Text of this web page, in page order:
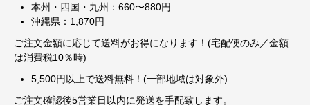
本州・四国・九州：660〜880円
沖縄県：1,870円
ご注文金額に応じて送料がお得になります！(宅配便のみ／金額
は消費税10％時)
5,500円以上で送料無料！(一部地域は対象外)
ご注文確認後5営業日以内に発送を手配致します。